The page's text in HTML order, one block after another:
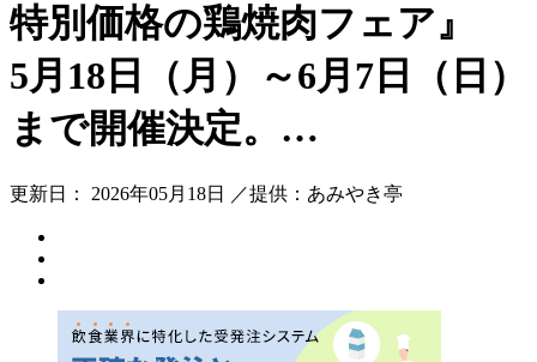
特別価格の鶏焼肉フェア』
5月18日（月）～6月7日（日）
まで開催決定。…
更新日： 2026年05月18日 ／提供：あみやき亭